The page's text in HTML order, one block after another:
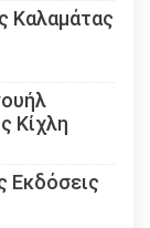
Καλαμάτας
Κίχλη
Εκδόσεις